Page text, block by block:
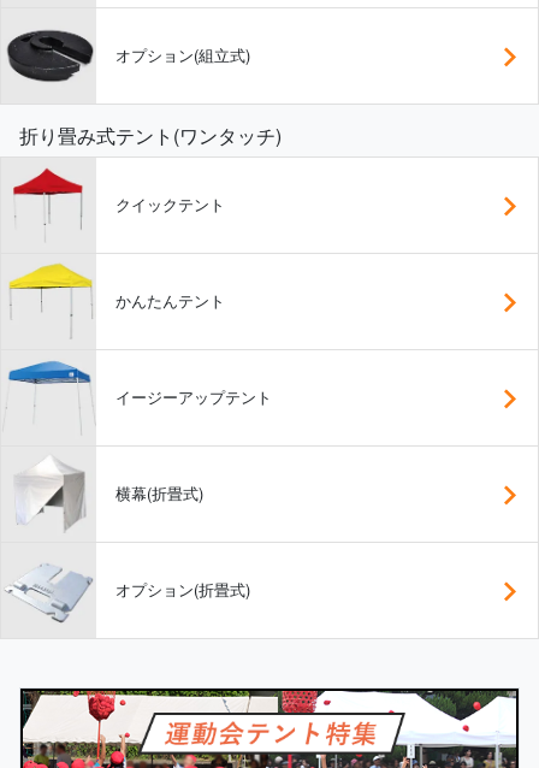
オプション(組立式)
折り畳み式テント(ワンタッチ)
クイックテント
かんたんテント
イージーアップテント
横幕(折畳式)
オプション(折畳式)